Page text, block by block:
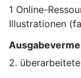
1 Online-
Illustrationen
2.